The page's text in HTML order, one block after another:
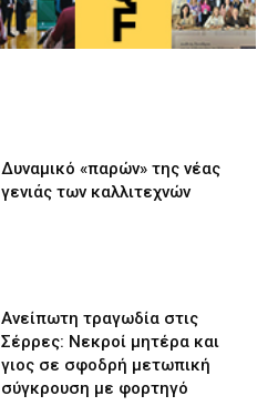
Δυναμικό «παρών» της νέας
γενιάς των καλλιτεχνών
Ανείπωτη τραγωδία στις
Σέρρες: Νεκροί μητέρα και
γιος σε σφοδρή μετωπική
σύγκρουση με φορτηγό